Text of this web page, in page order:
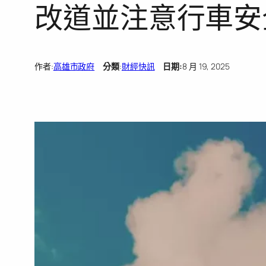
改道並注意行車
作者:高雄市政府 分類:財經快訊 日期:8 月 19, 2025